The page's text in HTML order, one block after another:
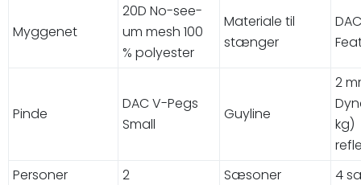
Myggenet
20D No-see-
um mesh 100
% polyester
Materiale til
stænger
DAC
Pinde
DAC V-Pegs
Small
Guyline
2
kg)
Personer
2 Sæsoner 4